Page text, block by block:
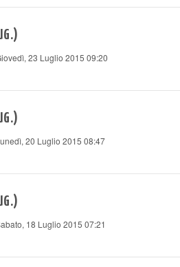
23 Luglio 2015 09:20
20 Luglio 2015 08:47
18 Luglio 2015 07:21